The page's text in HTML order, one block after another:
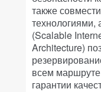
также
(Scalable
Architecture)
всем маршруте
гарантии